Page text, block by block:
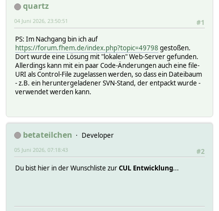
quartz
#1
04 Juni 2026, 23:50:51
PS: Im Nachgang bin ich auf
https://forum.fhem.de/index.php?topic=49798 gestoßen.
Dort wurde eine Lösung mit "lokalen" Web-Server gefunden.
Allerdings kann mit ein paar Code-Änderungen auch eine file-
URI als Control-File zugelassen werden, so dass ein Dateibaum
- z.B. ein heruntergeladener SVN-Stand, der entpackt wurde -
verwendet werden kann.
betateilchen
Developer
#2
05 Juni 2026, 07:18:43
Du bist hier in der Wunschliste zurCUL Entwicklung...